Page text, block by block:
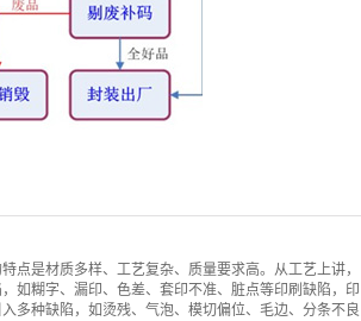
点是材质多样、工艺复杂、质量要求高。从工艺上讲，
如糊字、漏印、色差、套印不准、脏点等印刷缺陷，印
多种缺陷，如烫残、气泡、模切偏位、毛边、分条不良